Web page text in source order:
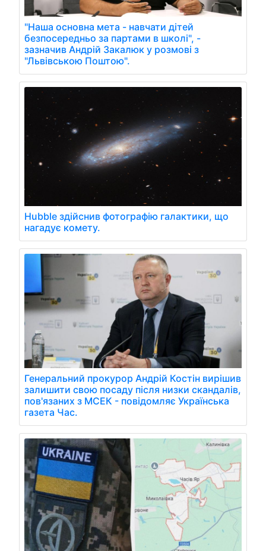
"Наша основна мета - навчати дітей
безпосередньо за партами в школі", -
зазначив Андрій Закалюк у розмові з
"Львівською Поштою".
Hubble здійснив фотографію галактики, що
нагадує комету.
Генеральний прокурор Андрій Костін вирішив
залишити свою посаду після низки скандалів,
пов'язаних з МСЕК - повідомляє Українська
газета Час.